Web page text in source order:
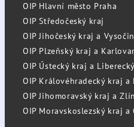
OIP Hlavní město Praha
OIP Středočeský kraj
OIP Jihočeský kraj a
OIP Plzeňský kraj a
OIP Ústecký kraj a
OIP Královéhradecký kraj a
OIP Jihomoravský kraj a
OIP Moravskoslezský kraj